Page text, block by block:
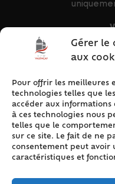
Gérer le
aux
Pour offrir les meilleures
technologies telles que
accéder aux informations
à ces technologies nous
telles que le
sur ce site. Le fait de ne
consentement peut avoir
caractéristiques et
9h –